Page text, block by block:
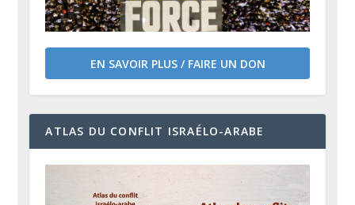
EN SAVOIR PLUS / FAIRE UN DON
ATLAS DU CONFLIT ISRAÉLO-ARABE